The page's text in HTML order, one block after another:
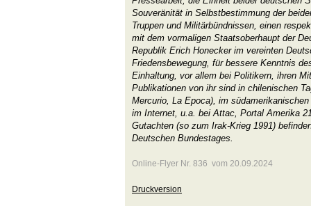
Souveränität in Selbstbestimmung der
Truppen und Militärbündnissen, einen
mit dem vormaligen Staatsoberhaupt der
Republik Erich Honecker im vereinten
Friedensbewegung, für bessere Kenntnis
Einhaltung, vor allem bei Politikern, ihren
Publikationen von ihr sind in chilenischen
Mercurio, La Epoca), im
im Internet, u.a. bei Attac, Portal Amerika
Gutachten (so zum Irak-Krieg 1991)
Deutschen Bundestages.
Online-Flyer Nr. 836 vom 20.09.2024
Druckversion